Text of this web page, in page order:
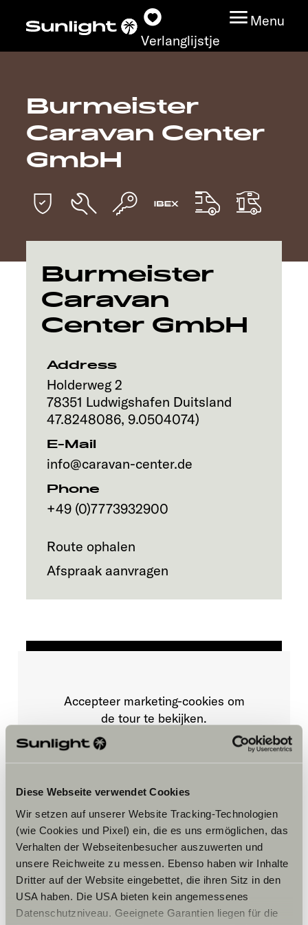
Diese Webseite verwendet Cookies
Wir setzen auf unserer Website Tracking-Technologien
(wie Cookies und Pixel) ein, die es uns ermöglichen, das
Verhalten der Webseitenbesucher auszuwerten und
unsere Reichweite zu messen. Ebenso haben wir Inhalte
Dritter auf der Website eingebettet, die ihren Sitz in den
USA haben. Die USA bieten kein angemessenes
Datenschutzniveau. Geeignete Garantien liegen für die
Verlanglijstje
Menu
Modeloverzicht
Configurator
Vind jouw Sunlight
Ontdek
Service
Burmeister
Caravan Center
GmbH
Burmeister
Caravan
Center GmbH
Address
Holderweg 2
78351 Ludwigshafen Duitsland
47.8248086, 9.0504074)
E-Mail
info@caravan-center.de
Phone
+49 (0)7773932900
Route ophalen
Afspraak aanvragen
Opening hours
Accepteer marketing-cookies om
de tour te bekijken.
Cookie-instellingen